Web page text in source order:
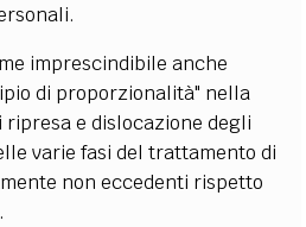
imprescindibile anche
di proporzionalità" nella
e dislocazione degli
varie fasi del trattamento di
non eccedenti rispetto